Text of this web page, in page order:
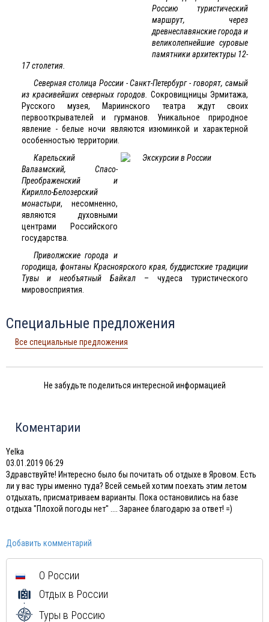
Россию туристический
маршрут, через
древнеславянские города и
великолепнейшие суровые
памятники архитектуры 12-
17 столетия.
Северная столица России - Санкт-Петербург - говорят, самый
из красивейших северных городов.
Сокровищницы Эрмитажа,
Русского музея, Мариинского театра ждут своих
первооткрывателей и гурманов. Уникальное природное
явление - белые ночи являются изюминкой и характерной
особенностью территории.
Карельский
Валаамский, Спасо-
Преображенский и
Кирилло-Белозерский
монастыри, несомненно,
являются духовными
центрами Российского
государства.
Приволжские города и
городища, фонтаны Красноярского края, буддистские традиции
Тувы и необъятный Байкал – чудеса туристического
мировосприятия.
Специальные предложения
Все специальные предложения
Не забудьте поделиться интересной информацией
Коментарии
Yelka
03.01.2019 06:29
Здравствуйте! Интересно было бы почитать об отдыхе в Яровом. Есть
ли у вас туры именно туда? Всей семьей хотим поехать этим летом
отдыхать, присматриваем варианты. Пока остановились на базе
отдыха "Плохой погоды нет" .... Заранее благодарю за ответ! =)
Добавить комментарий
О России
Отдых в России
Туры в Россию